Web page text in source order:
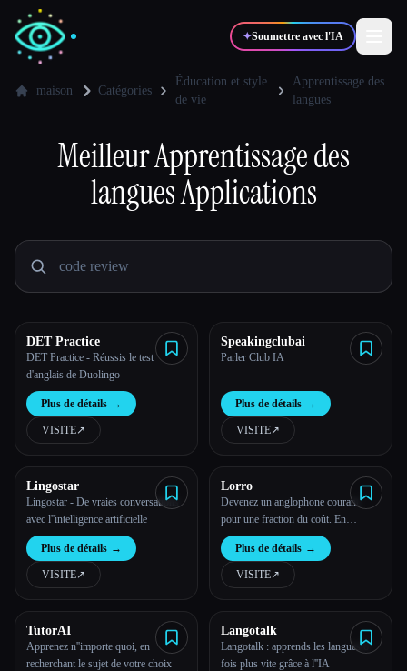
✦Soumettre avec l'IA
Développeurs 📈Marketeurs
🎓 Étudiants
Blog
Comparer les outils
Toutes les catégories
À propos
maison Catégories
Éducation et style
de vie
Apprentissage des
langues
MeilleurApprentissage des
languesApplications
DET Practice
DET Practice - Réussis le test
d'anglais de Duolingo
Plus de détails →
VISITE↗︎
Speakingclubai
Parler Club IA
Plus de détails →
VISITE↗︎
Lingostar
Lingostar - De vraies conversations
avec l''intelligence artificielle
Plus de détails →
VISITE↗︎
Lorro
Devenez un anglophone courant
pour une fraction du coût. En
discutant avec un tuteur en IA
Plus de détails →
VISITE↗︎
TutorAI
Apprenez n''importe quoi, en
recherchant le sujet de votre choix
Langotalk
Langotalk : apprends les langues 6
fois plus vite grâce à l''IA